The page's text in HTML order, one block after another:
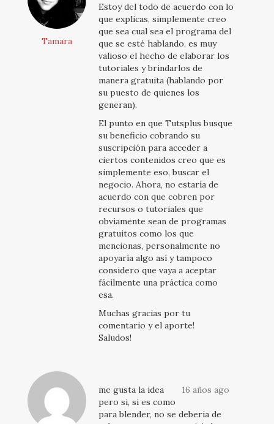
Tamara
Estoy del todo de acuerdo con lo
que explicas, simplemente creo
que sea cual sea el programa del
que se esté hablando, es muy
valioso el hecho de elaborar los
tutoriales y brindarlos de
manera gratuita (hablando por
su puesto de quienes los
generan).
El punto en que Tutsplus busque
su beneficio cobrando su
suscripción para acceder a
ciertos contenidos creo que es
simplemente eso, buscar el
negocio. Ahora, no estaría de
acuerdo con que cobren por
recursos o tutoriales que
obviamente sean de programas
gratuitos como los que
mencionas, personalmente no
apoyaría algo así y tampoco
considero que vaya a aceptar
fácilmente una práctica como
esa.
Muchas gracias por tu
comentario y el aporte!
Saludos!
16 años ago
me gusta la idea
pero si, si es como
para blender, no se deberia de